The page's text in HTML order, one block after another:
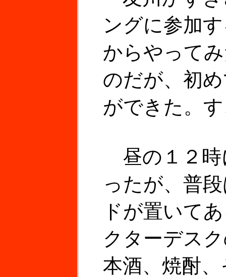
ングに参加
からやって
のだが、初
ができた。
昼の１２時
ったが、普
ドが置いて
クターデス
本酒、焼酎